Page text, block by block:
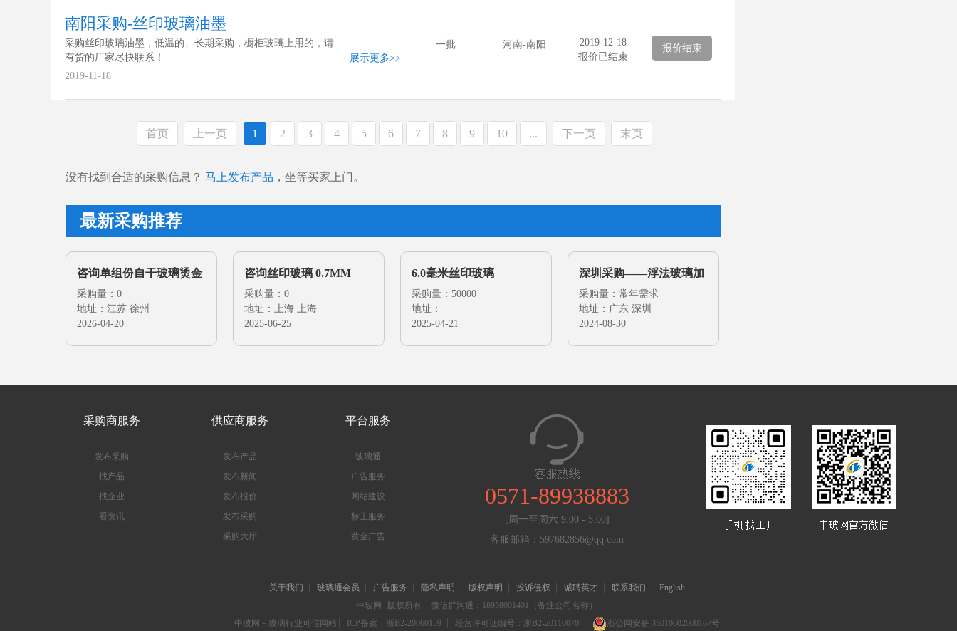
南阳采购-丝印玻璃油墨
采购丝印玻璃油墨，低温的、长期采购，橱柜玻璃上用的，请
有货的厂家尽快联系！
展示更多>>
2019-11-18
一批 河南-南阳
2019-12-18
报价已结束
报价结束
首页 上一页 1 2 3 4 5 6 7 8 9 10 ... 下一页 末页
没有找到合适的采购信息？ 马上发布产品 ，坐等买家上门。
最新采购推荐
咨询单组份自干玻璃烫金
油墨，免调配的油墨，丝
印后自干可直接进行烫金
采购量：0
地址：江苏 徐州
2026-04-20
咨询丝印玻璃 0.7MM
采购量：0
地址：上海 上海
2025-06-25
6.0毫米丝印玻璃
采购量：50000
地址：
2025-04-21
深圳采购——浮法玻璃加
工（丝印+钢化）
采购量：常年需求
地址：广东 深圳
2024-08-30
采购商服务
发布采购
找产品
找企业
看资讯
供应商服务
发布产品
发布新闻
发布报价
发布采购
采购大厅
平台服务
玻璃通
广告服务
网站建设
标王服务
黄金广告
0571-89938883
[周一至周六 9:00 - 5:00]
客服邮箱：597682856@qq.com
关于我们 玻璃通会员 广告服务 隐私声明 版权声明 投诉侵权 诚聘英才 联系我们
English
中玻网
版权所有
微信群沟通：18958001401（备注公司名称）
中玻网－玻璃行业可信网站
ICP备案：浙B2-20060159 经营许可证编号：浙B2-20110070 浙公网安备 33010602000167号